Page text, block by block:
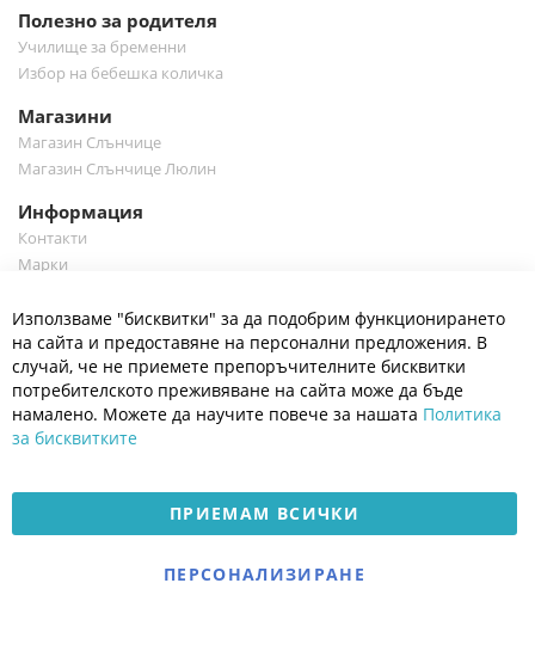
Полезно за родителя
Училище за бременни
Избор на бебешка количка
Магазини
Магазин Слънчице
Магазин Слънчице Люлин
Информация
Контакти
Марки
Полезно
Общи условия
Политика за поверителност
Платформа за OPC
Доставка и плащане
Електронен магазин
разработен и поддържан
Използваме "бисквитки" за да подобрим функционирането
на сайта и предоставяне на персонални предложения. В
случай, че не приемете препоръчителните бисквитки
потребителското преживяване на сайта може да бъде
намалено. Можете да научите повече за нашата Политика
за бисквитките
ПРИЕМАМ ВСИЧКИ
ПЕРСОНАЛИЗИРАНЕ